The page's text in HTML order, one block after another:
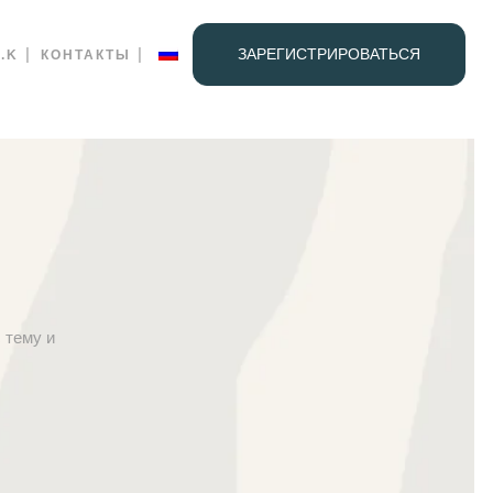
ЗАРЕГИСТРИРОВАТЬСЯ
КОНТАКТЫ
тему и